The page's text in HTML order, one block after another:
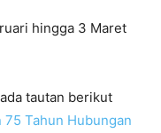
hingga 3 Maret
tautan berikut
75 Tahun Hubungan